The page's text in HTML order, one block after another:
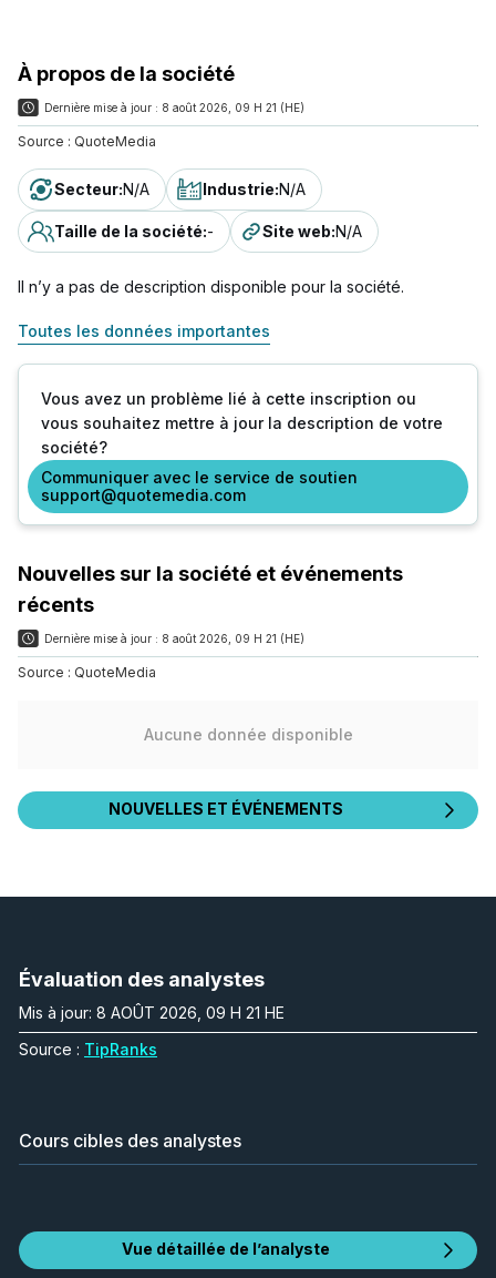
À propos de la société
Dernière mise à jour : 8 août 2026, 09 H 21 (HE)
Source : QuoteMedia
Secteur:N/A Industrie:N/A
Taille de la société:- Site web:N/A
Il n’y a pas de description disponible pour la société.
Toutes les données importantes
Vous avez un problème lié à cette inscription ou
vous souhaitez mettre à jour la description de votre
société?
Communiquer avec le service de soutien
support@quotemedia.com
Nouvelles sur la société et événements
récents
Dernière mise à jour : 8 août 2026, 09 H 21 (HE)
Source : QuoteMedia
Aucune donnée disponible
NOUVELLES ET ÉVÉNEMENTS
Évaluation des analystes
Mis à jour: 8 AOÛT 2026, 09 H 21 HE
Source : TipRanks
Cours cibles des analystes
Vue détaillée de l’analyste